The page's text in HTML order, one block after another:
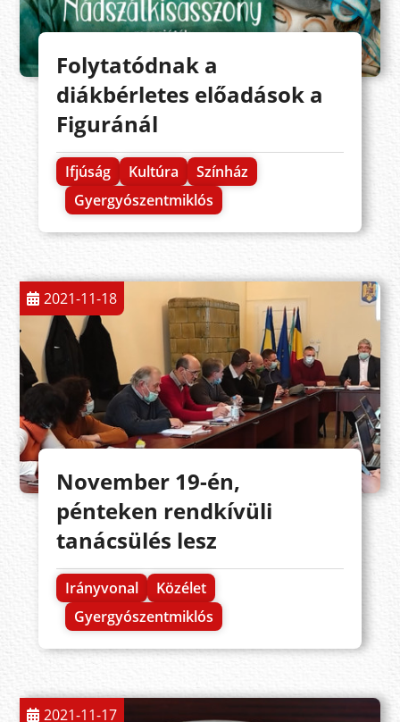
Folytatódnak a
diákbérletes előadások a
Figuránál
Ifjúság Kultúra
Színház
Gyergyószentmiklós
2021-11-18
November 19-én,
pénteken rendkívüli
tanácsülés lesz
Irányvonal
Közélet
Gyergyószentmiklós
2021-11-17